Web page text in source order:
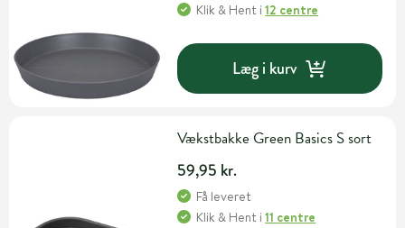
Klik & Hent i12 centre
Læg i kurv
Vækstbakke Green Basics S sort
59,95 kr.
Få leveret
Klik & Hent i11 centre